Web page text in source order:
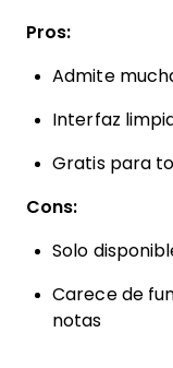
Pros:
Admite
Interfaz
Gratis para
Cons:
Solo
Carece de
notas